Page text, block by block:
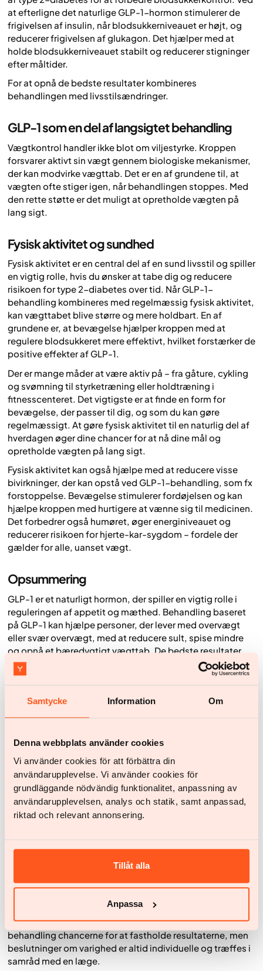
Samtycke Information Om
Denna webbplats använder cookies
Vi använder cookies för att förbättra din
användarupplevelse. Vi använder cookies för
grundläggande nödvändig funktionalitet, anpassning av
användarupplevelsen, analys och statik, samt anpassad,
riktad och relevant annonsering.
Tillåt alla
Anpassa
at efterligne det naturlige GLP-1-hormon stimulerer de
frigivelsen af insulin, når blodsukkerniveauet er højt, og
reducerer frigivelsen af glukagon. Det hjælper med at
holde blodsukkerniveauet stabilt og reducerer stigninger
efter måltider.
For at opnå de bedste resultater kombineres
behandlingen med livsstilsændringer.
GLP-1 som en del af langsigtet behandling
Vægtkontrol handler ikke blot om viljestyrke. Kroppen
forsvarer aktivt sin vægt gennem biologiske mekanismer,
der kan modvirke vægttab. Det er en af grundene til, at
vægten ofte stiger igen, når behandlingen stoppes. Med
den rette støtte er det muligt at opretholde vægten på
lang sigt.
Fysisk aktivitet og sundhed
Fysisk aktivitet er en central del af en sund livsstil og spiller
en vigtig rolle, hvis du ønsker at tabe dig og reducere
risikoen for type 2-diabetes over tid. Når GLP-1-
behandling kombineres med regelmæssig fysisk aktivitet,
kan vægttabet blive større og mere holdbart. En af
grundene er, at bevægelse hjælper kroppen med at
regulere blodsukkeret mere effektivt, hvilket forstærker de
positive effekter af GLP-1.
Der er mange måder at være aktiv på – fra gåture, cykling
og svømning til styrketræning eller holdtræning i
fitnesscenteret. Det vigtigste er at finde en form for
bevægelse, der passer til dig, og som du kan gøre
regelmæssigt. At gøre fysisk aktivitet til en naturlig del af
hverdagen øger dine chancer for at nå dine mål og
opretholde vægten på lang sigt.
Fysisk aktivitet kan også hjælpe med at reducere visse
bivirkninger, der kan opstå ved GLP-1-behandling, som fx
forstoppelse. Bevægelse stimulerer fordøjelsen og kan
hjælpe kroppen med hurtigere at vænne sig til medicinen.
Det forbedrer også humøret, øger energiniveauet og
reducerer risikoen for hjerte-kar-sygdom – fordele der
gælder for alle, uanset vægt.
Opsummering
GLP-1 er et naturligt hormon, der spiller en vigtig rolle i
reguleringen af appetit og mæthed. Behandling baseret
på GLP-1 kan hjælpe personer, der lever med overvægt
eller svær overvægt, med at reducere sult, spise mindre
og opnå et bæredygtigt vægttab. De bedste resultater
ses, når medicin kombineres med livsstilsstøtte og
regelmæssig opfølgning.
Hos Yazen er fokus altid på langsigtet sundhed frem for
hurtige resultater. Med den rette støtte, viden og
medicinske vurdering kan GLP-1 være et værdifuldt
i kost og motion.
Ofte stillede spørgsmål om GLP-1-
behandling
Hvor hurtigt virker GLP-1?
virkning på appetit og vægttab udvikler sig typisk gradvist
over flere måneder. Dosis øges normalt langsomt for at
reducere risikoen for bivirkninger og give kroppen tid til at
Der er ikke noget krav om at bruge GLP-1-behandling
resten af livet. For mange forbedrer en længerevarende
behandling chancerne for at fastholde resultaterne, men
beslutninger om varighed er altid individuelle og træffes i
samråd med en læge.